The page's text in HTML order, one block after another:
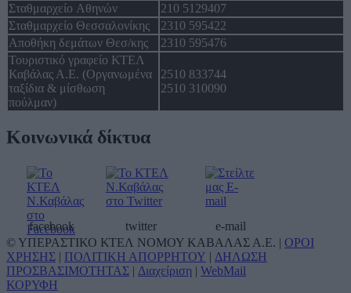
Σταθμαρχείο Αθηνών
210 5129407
Σταθμαρχείο Θεσσαλονίκης
2310 595422
Αποθήκη δεμάτων Θεσ/κης
2310 595476
Τουριστικό γραφείο ΚΤΕΛ
Καβάλας Α.Ε. (Οργανωμένα
ταξίδια & μίσθωση
πούλμαν)
2510 833744
2510 310090
Κοινωνικά δίκτυα
facebook twitter
e-mail
© ΥΠΕΡΑΣΤΙΚΟ ΚΤΕΛ ΝΟΜΟΥ ΚΑΒΑΛΑΣ Α.Ε. | ΟΡΟΙ
ΧΡΗΣΗΣ | ΠΟΛΙΤΙΚΗ ΑΠΟΡΡΗΤΟΥ | ΔΗΛΩΣΗ
ΠΡΟΣΒΑΣΙΜΟΤΗΤΑΣ | Διαχείριση | WebMail
ΚΟΡΥΦΗ